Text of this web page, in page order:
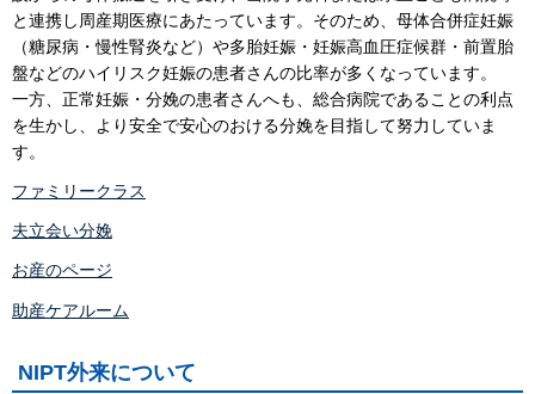
と連携し周産期医療にあたっています。そのため、母体合併症妊娠
（糖尿病・慢性腎炎など）や多胎妊娠・妊娠高血圧症候群・前置胎
盤などのハイリスク妊娠の患者さんの比率が多くなっています。
一方、正常妊娠・分娩の患者さんへも、総合病院であることの利点
を生かし、より安全で安心のおける分娩を目指して努力していま
す。
ファミリークラス
夫立会い分娩
お産のページ
助産ケアルーム
NIPT外来について